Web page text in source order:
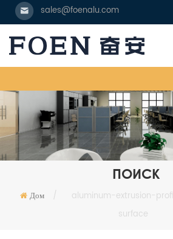
sales@foenalu.com
ПОИСК
Дом /
aluminum-extrusion-
surface